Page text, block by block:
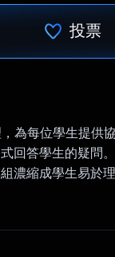
投票
為每位學生提供
回答學生的疑問。
濃縮成學生易於